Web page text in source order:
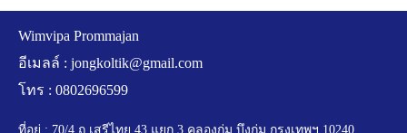
Wimvipa Prommajan
อีเมลล์ : jongkoltik@gmail.com
โทร : 0802696599
ที่อยู่ : 70/4 ถ.เสรีไทย 43 แยก 3 คลองกุ่ม บึงกุ่ม กรุงเทพฯ 10240